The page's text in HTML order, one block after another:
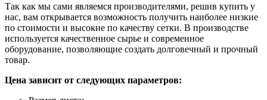
Так как мы сами являемся производителями, решив купить у
нас, вам открывается возможность получить наиболее низкие
по стоимости и высокие по качеству сетки. В производстве
используется качественное сырье и современное
оборудование, позволяющие создать долговечный и прочный
товар.
Цена зависит от следующих параметров: